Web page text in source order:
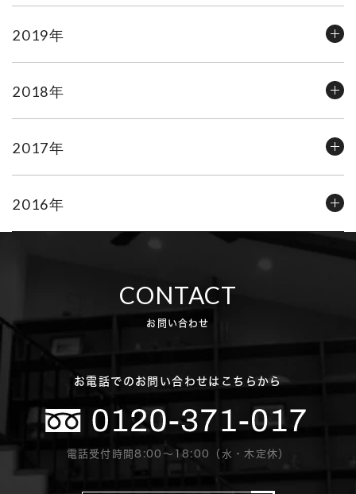
2019年
2018年
2017年
2016年
CONTACT
お問い合わせ
お電話でのお問い合わせはこちらから
電話受付時間8:00〜18:00（水・木定休）